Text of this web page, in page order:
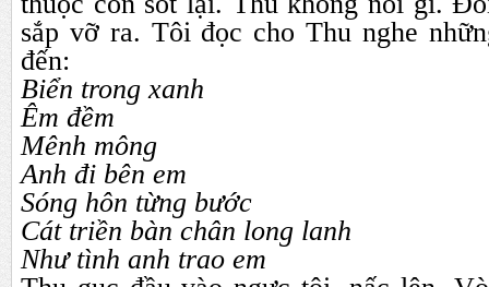
sắp vỡ ra. Tôi đọc cho Thu nghe
đến:
Biển trong xanh
Êm đềm
Mênh mông
Anh đi bên em
Sóng hôn từng bước
Cát triền bàn chân long lanh
Như tình anh trao em